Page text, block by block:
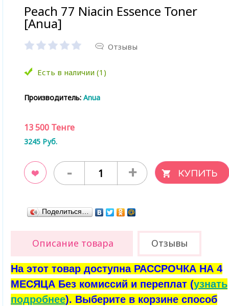
Peach 77 Niacin Essence Toner
[Anua]
Отзывы
Есть в наличии (1)
Производитель: Anua
13 500 Тенге
3245 Руб.
- +
Поделиться…
Описание товара Отзывы
На этот товар доступна РАССРОЧКА НА 4
МЕСЯЦА Без комиссий и переплат (узнать
подробнее). Выберите в корзине способ